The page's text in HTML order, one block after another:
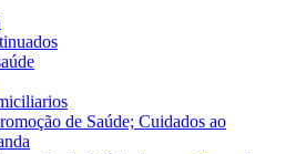
de Saúde; Cuidados ao